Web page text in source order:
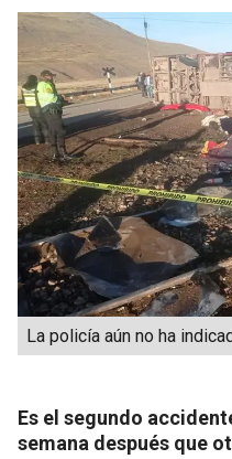
La policía aún no ha
Es el segundo
semana después que